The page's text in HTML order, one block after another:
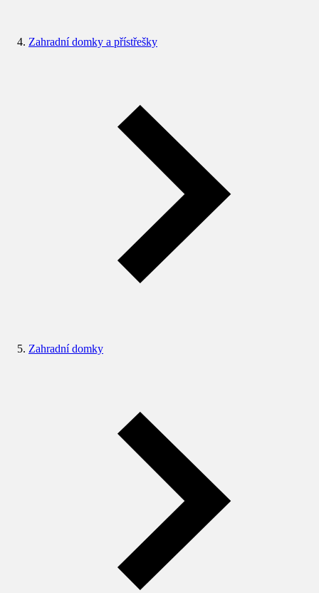
Zahradní domky a přístřešky
Zahradní domky